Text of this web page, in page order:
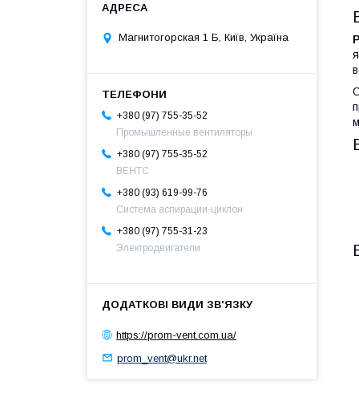
Магнитогорская 1 Б, Київ, Україна
+380 (97) 755-35-52
Промышленные вентиляторы
+380 (97) 755-35-52
ВЕНТС
+380 (93) 619-99-76
Система аспирации-циклон
+380 (97) 755-31-23
Электродвигатели
https://prom-vent.com.ua/
prom_vent@ukr.net